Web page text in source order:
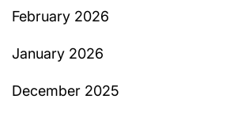
February 2026
January 2026
December 2025